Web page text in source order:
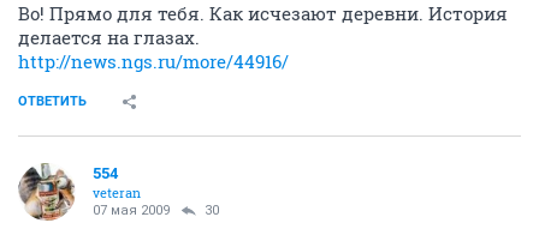
Во! Прямо для тебя. Как исчезают деревни. История
делается на глазах.
http://news.ngs.ru/more/44916/
ОТВЕТИТЬ
554
veteran
07 мая 2009 30